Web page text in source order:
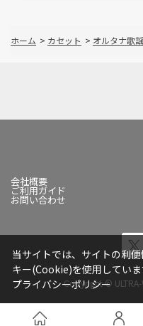
ホーム > カセット > オルタナ歌謡
会社概要
ご利用ガイド
お問い合わせ
Copyright © ULTRA-
当サイトでは、サイトの利
キー(Cookie)を使用してい
プライバシーポリシー